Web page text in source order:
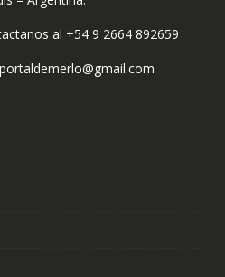
al +54 9 2664 892659